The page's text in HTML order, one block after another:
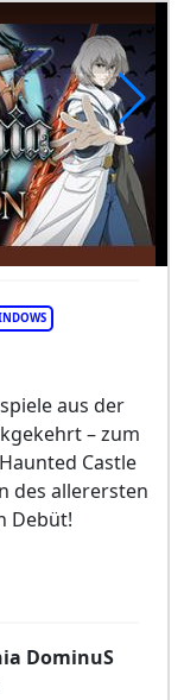
Castlevania
aus der
– zum
Castle
des allerersten
Debüt!
DominuS